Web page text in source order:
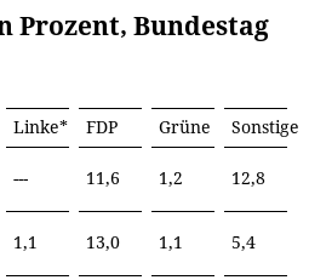
Prozent, Bundestag
Linke* FDP Grüne
Sonstige
--- 11,6 1,2 12,8
1,1 13,0 1,1 5,4